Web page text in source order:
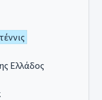
Ελλάδος